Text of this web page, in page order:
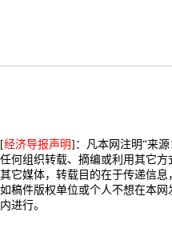
[经济导报声明]：凡本网注明“来
任何组织转载、摘编或利用其它
其它媒体，转载目的在于传递信
如稿件版权单位或个人不想在本
内进行。